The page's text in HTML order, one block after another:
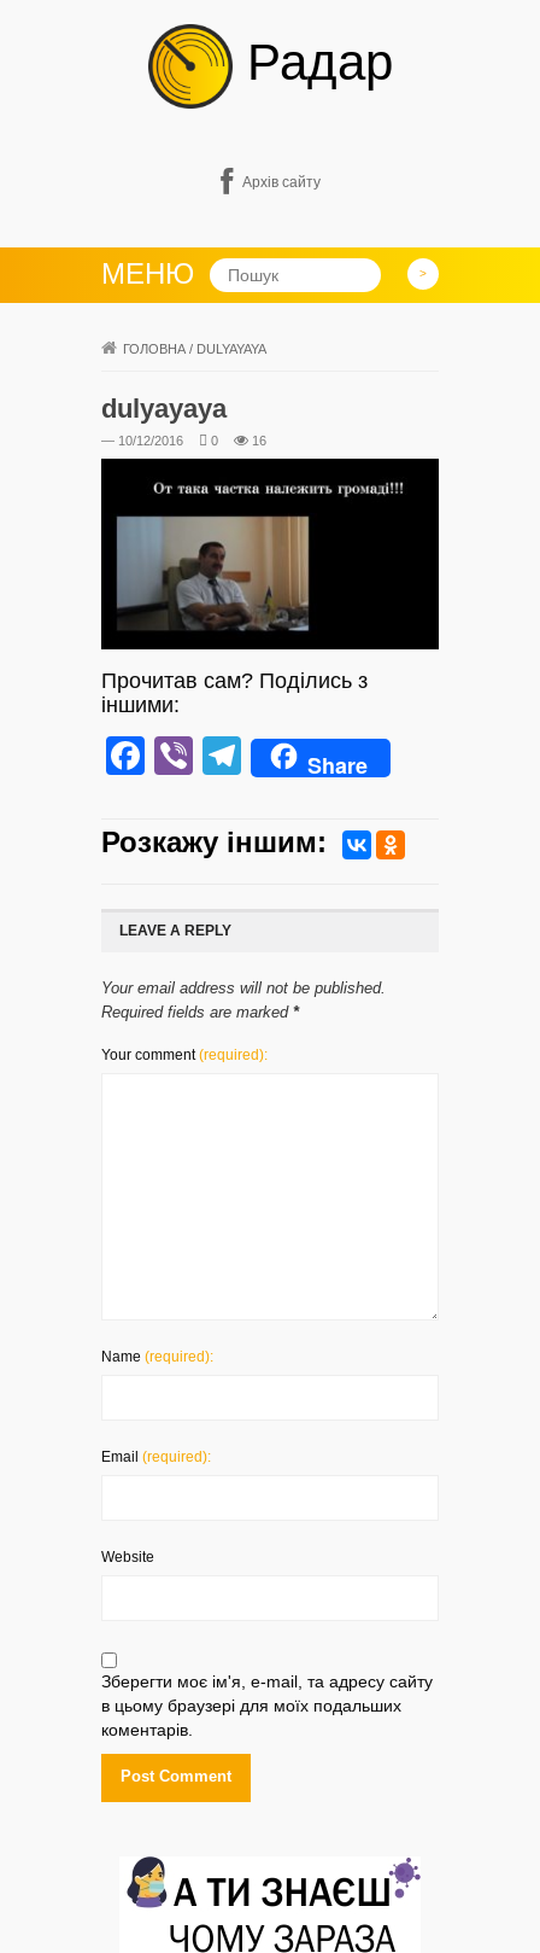
Радар
Архів сайту
МЕНЮ
ГОЛОВНА / DULYAYAYA
dulyayaya
— 10/12/2016 0 16
Прочитав сам? Поділись з
іншими:
Facebook
ViberTelegram
Share
Розкажу iншим:
LEAVE A REPLY
Your email address will not be published.
Required fields are marked *
Your comment(required):
Name (required):
Email (required):
Website
Зберегти моє ім'я, e-mail, та адресу сайту
в цьому браузері для моїх подальших
коментарів.